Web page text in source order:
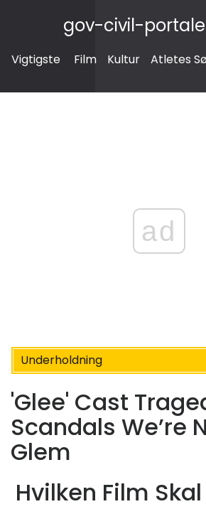
gov-civil-
Vigtigste Film Kultur Atletes
ad
Underholdning
'Glee' Cast
Scandals We’re
Glem
Hvilken Film